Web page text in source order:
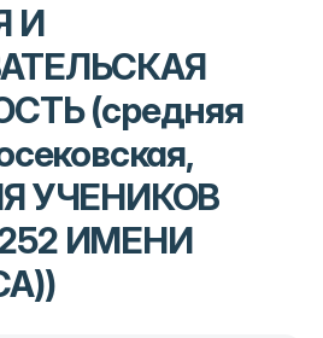
И
(средняя
УЧЕНИКОВ
ИМЕНИ